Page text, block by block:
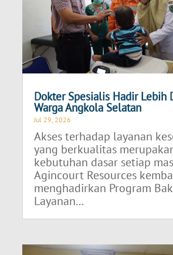
Dokter Spesialis Hadir Lebih
Warga Angkola Selatan
Jul 29, 2026
Akses terhadap layanan
yang berkualitas
kebutuhan dasar setiap
Agincourt Resources
menghadirkan Program
Layanan...